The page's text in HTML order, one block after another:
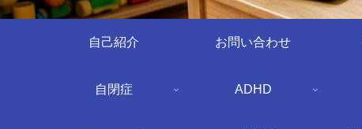
自己紹介 お問い合わせ
自閉症 ADHD